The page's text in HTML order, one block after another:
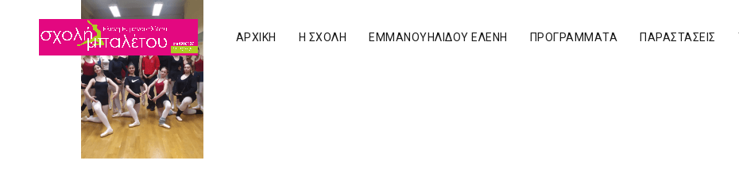
AΡΧΙΚΗ Η ΣΧΟΛΉ ΕΜΜΑΝΟΥΗΛΙΔΟΥ ΕΛΕΝΗ ΠΡΟΓΡΆΜΜΑΤΑ ΠΑΡΑΣΤΆΣΕΙΣ